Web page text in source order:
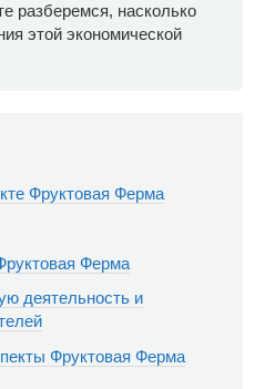
разберемся, насколько
этой экономической
Фруктовая Ферма
Ферма
деятельность и
Фруктовая Ферма